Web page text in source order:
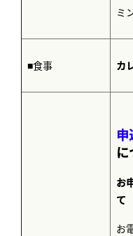
ミ
■食事 カ
お
て
お